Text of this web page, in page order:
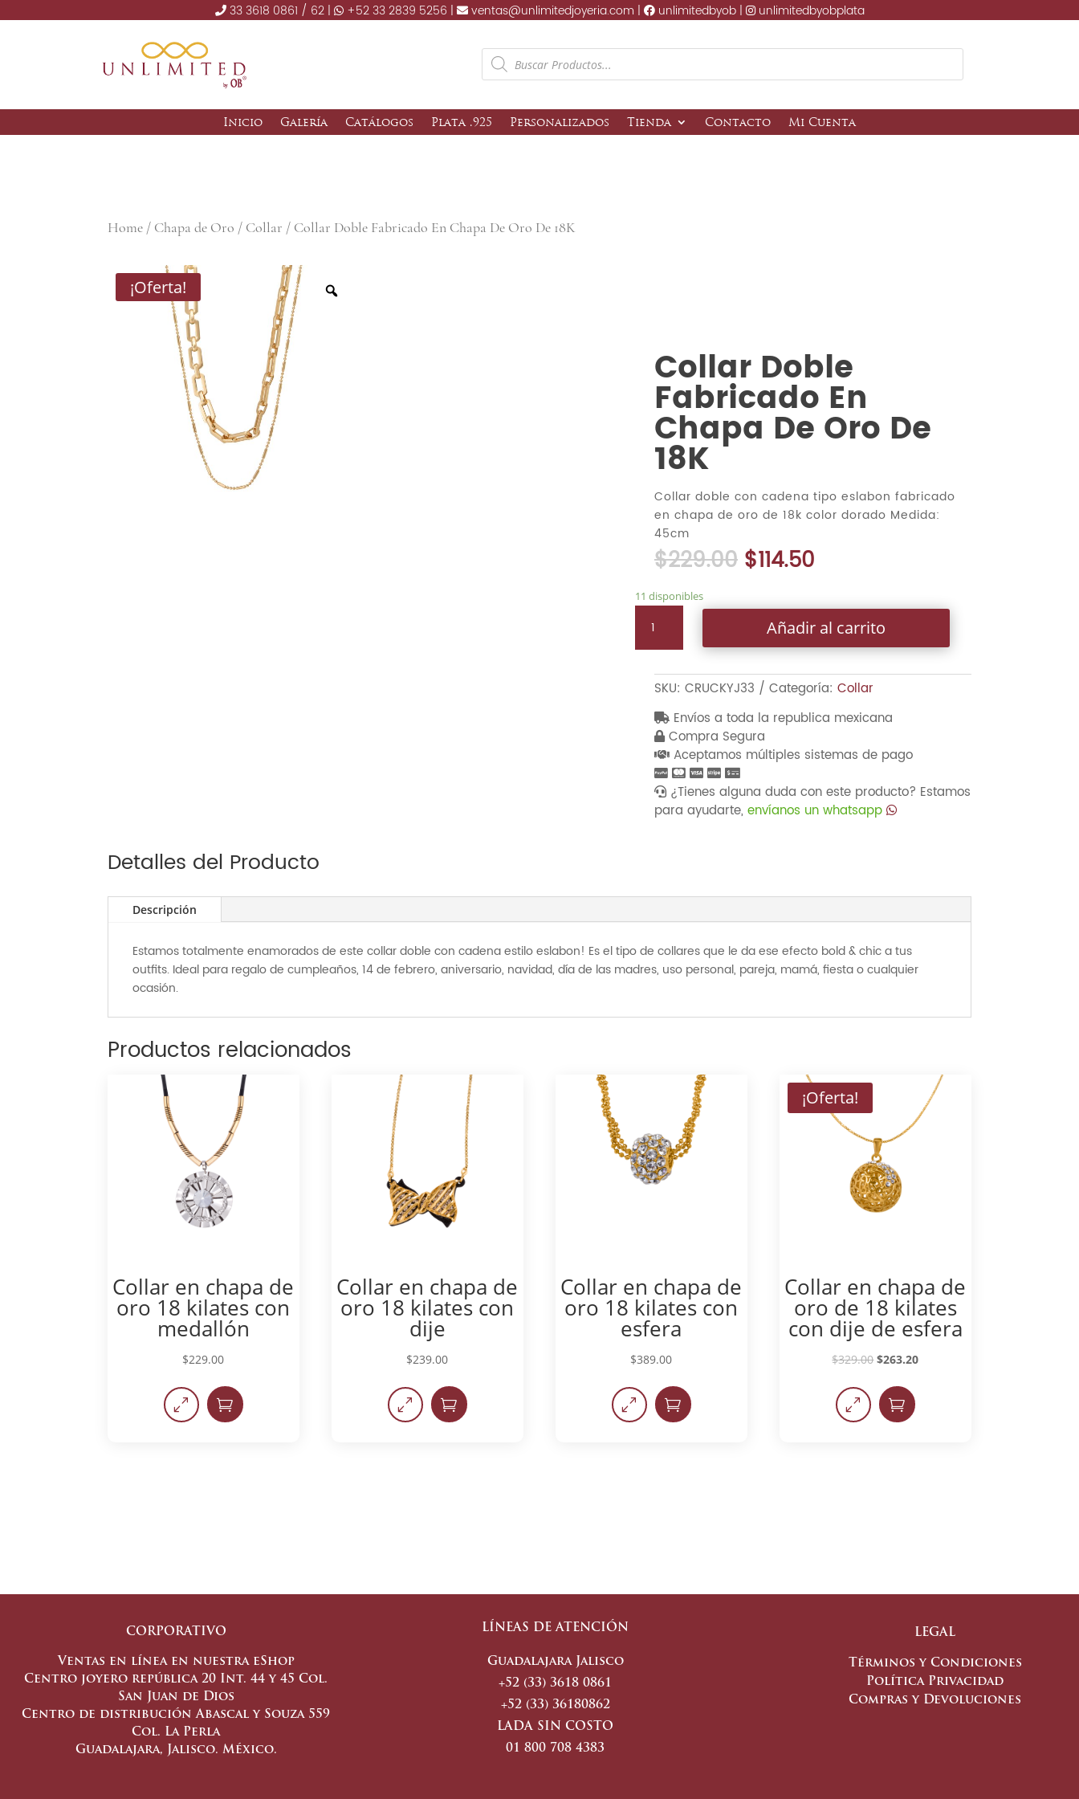
33 3618 0861 / 62 | +52 33 2839 5256 | ventas@unlimitedjoyeria.com | unlimitedbyob | unlimitedbyobplata
Products
search
Inicio Galería Catálogos Plata .925 Personalizados Tienda Contacto Mi Cuenta
Home / Chapa de Oro / Collar / Collar Doble Fabricado En Chapa De Oro De 18K
¡Oferta!
Collar Doble
Fabricado En
Chapa De Oro De
18K
Collar doble con cadena tipo eslabon fabricado
en chapa de oro de 18k color dorado Medida:
45cm
$229.00 $114.50
11 disponibles
Doble
Fabricado
Chapa
cantidad
Añadir al carrito
SKU: CRUCKYJ33 Categoría: Collar
Envíos a toda la republica mexicana
Compra Segura
Aceptamos múltiples sistemas de pago
¿Tienes alguna duda con este producto? Estamos
para ayudarte, envíanos un whatsapp
Detalles del Producto
Descripción
Estamos totalmente enamorados de este collar doble con cadena estilo eslabon! Es el tipo de collares que le da ese efecto bold & chic a tus
outfits. Ideal para regalo de cumpleaños, 14 de febrero, aniversario, navidad, día de las madres, uso personal, pareja, mamá, fiesta o cualquier
ocasión.
Productos relacionados
Collar en chapa de
oro 18 kilates con
medallón
$229.00
0 
Collar en chapa de
oro 18 kilates con
dije
$239.00
0 
Collar en chapa de
oro 18 kilates con
esfera
$389.00
0 
¡Oferta!
Collar en chapa de
oro de 18 kilates
con dije de esfera
$329.00 $263.20
0 
CORPORATIVO
Ventas en línea en nuestra eShop
Centro joyero república 20 Int. 44 y 45 Col.
San Juan de Dios
Centro de distribución Abascal y Souza 559
Col. La Perla
Guadalajara, Jalisco. México.
LÍNEAS DE ATENCIÓN
Guadalajara Jalisco
+52 (33) 3618 0861
+52 (33) 36180862
LADA SIN COSTO
01 800 708 4383
LEGAL
Términos y Condiciones
Política Privacidad
Compras y Devoluciones